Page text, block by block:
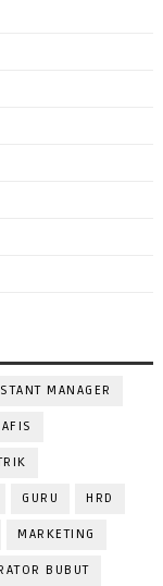
MANAGER
GURU HRD
MARKETING
BUBUT